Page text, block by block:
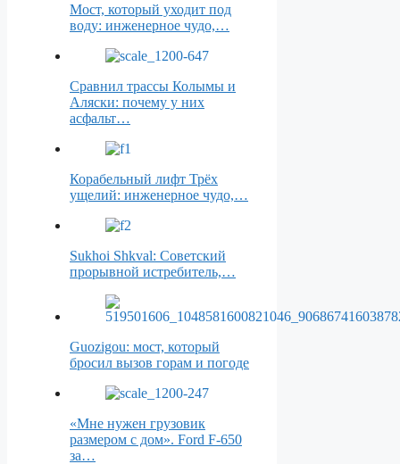
Мост, который уходит под
воду: инженерное чудо,…
Сравнил трассы Колымы и
Аляски: почему у них
асфальт…
Корабельный лифт Трёх
ущелий: инженерное чудо,…
Sukhoi Shkval: Советский
прорывной истребитель,…
Guozigou: мост, который
бросил вызов горам и погоде
«Мне нужен грузовик
размером с дом». Ford F-650
за…